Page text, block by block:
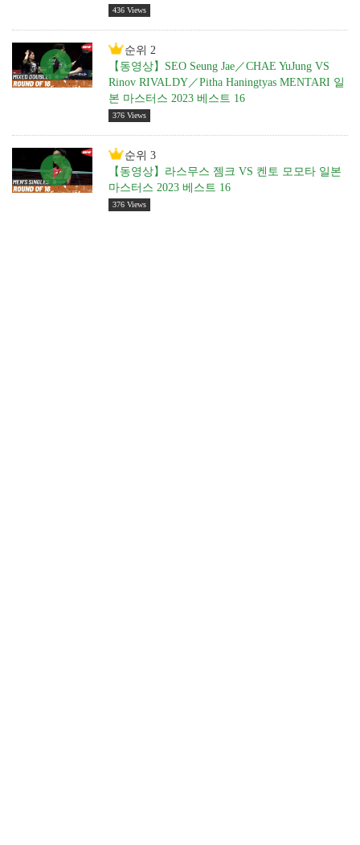
436 Views
순위 2
【동영상】SEO Seung Jae／CHAE YuJung VS
Rinov RIVALDY／Pitha Haningtyas MENTARI 일
본 마스터스 2023 베스트 16
376 Views
순위 3
【동영상】라스무스 젬크 VS 켄토 모모타 일본
마스터스 2023 베스트 16
376 Views